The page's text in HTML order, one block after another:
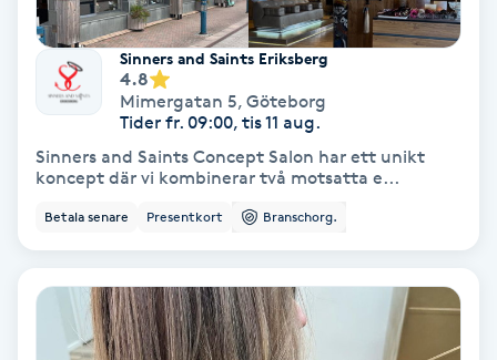
Coachning
Color correction
Cryoterapi
Dermapen
Sinners and Saints Eriksberg
4.8
Mimergatan 5, Göteborg
Tider fr. 09:00, tis 11 aug.
Sinners and Saints Concept Salon har ett unikt
koncept där vi kombinerar två motsatta e...
Betala senare Presentkort Branschorg.